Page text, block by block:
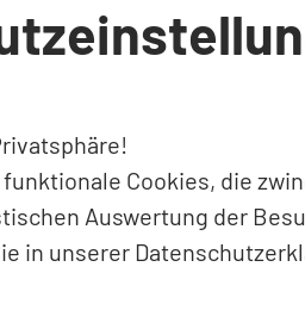
Cookies, die
Auswertung der
in unserer